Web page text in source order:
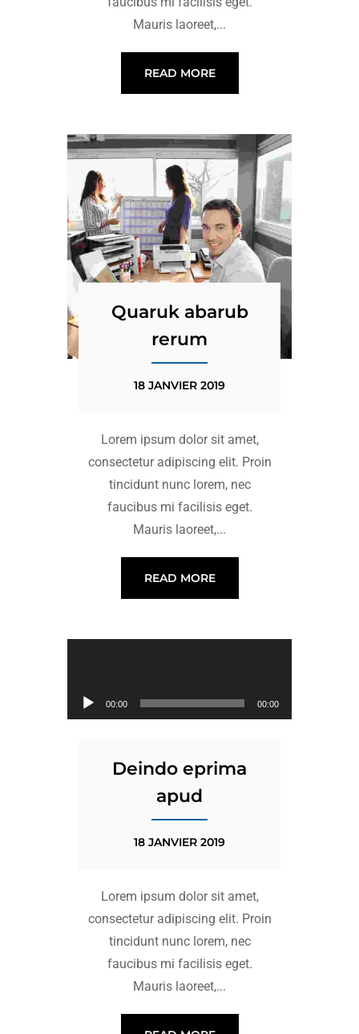
Mauris laoreet,...
READ MORE
Quaruk abarub
rerum
18 JANVIER 2019
Lorem ipsum dolor sit amet,
consectetur adipiscing elit. Proin
tincidunt nunc lorem, nec
faucibus mi facilisis eget.
Mauris laoreet,...
READ MORE
Lecteur Audio
00:00 00:00
Deindo eprima
apud
18 JANVIER 2019
Lorem ipsum dolor sit amet,
consectetur adipiscing elit. Proin
tincidunt nunc lorem, nec
faucibus mi facilisis eget.
Mauris laoreet,...